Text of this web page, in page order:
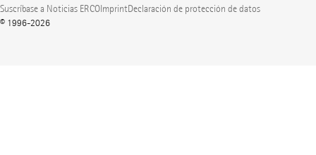
Suscríbase a Noticias ERCOImprintDeclaración de protección de datos
© 1996-2026